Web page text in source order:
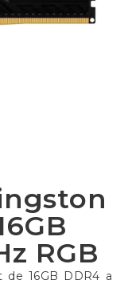
RGB
de 16GB DDR4 a